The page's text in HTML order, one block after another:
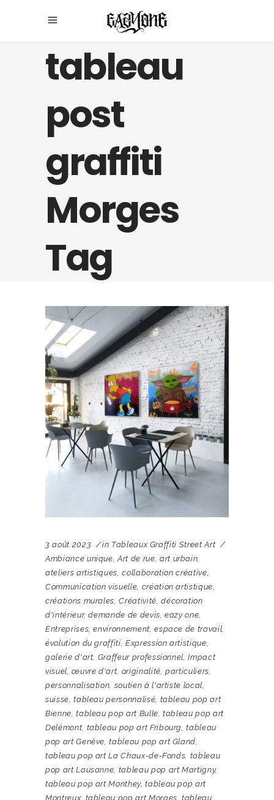
tableau
post
graffiti
Morges
Tag
3 août 2023 in Tableaux Graffiti Street Art
Ambiance unique,Art de rue, art urbain,
ateliers artistiques,collaboration créative,
Communication visuelle, création artistique,
créations murales,Créativité,décoration
d'intérieur,demande de devis,eazy one,
Entreprises,environnement,espace de travail,
évolution du graffiti, Expression artistique,
galerie d'art, Graffeur professionnel,Impact
visuel,œuvre d'art, originalité,particuliers,
personnalisation, soutien à l'artiste local,
suisse,tableau personnalisé, tableau pop art
Bienne,tableau pop art Bulle,tableau pop art
Delémont, tableau pop art Fribourg,tableau
pop art Genève,tableau pop art Gland,
tableau pop art La Chaux-de-Fonds, tableau
pop art Lausanne, tableau pop art Martigny,
tableau pop art Monthey,tableau pop art
Montreux, tableau pop art Morges,tableau